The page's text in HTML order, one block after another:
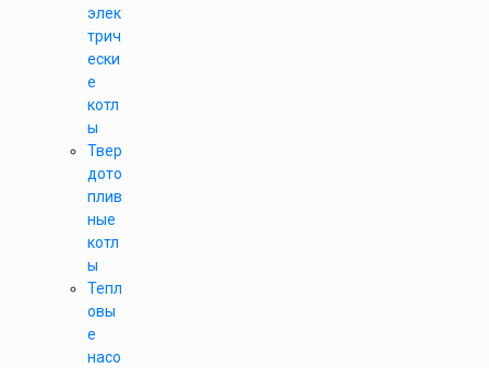
элек
трич
ески
е
котл
ы
Твер
дото
плив
ные
котл
ы
Тепл
овы
е
насо